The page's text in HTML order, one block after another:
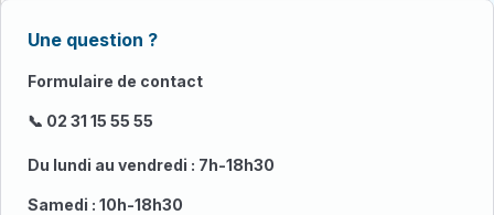
Une question ?
Formulaire de contact
📞 02 31 15 55 55
Du lundi au vendredi : 7h-18h30
Samedi : 10h-18h30